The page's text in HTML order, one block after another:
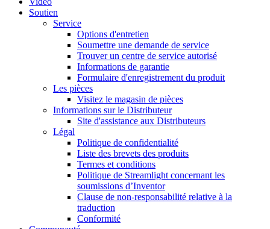
Soutien
Service
Options d'entretien
Soumettre une demande de service
Trouver un centre de service autorisé
Informations de garantie
Formulaire d'enregistrement du produit
Les pièces
Visitez le magasin de pièces
Informations sur le Distributeur
Site d'assistance aux Distributeurs
Légal
Politique de confidentialité
Liste des brevets des produits
Termes et conditions
Politique de Streamlight concernant les
soumissions d’Inventor
Clause de non-responsabilité relative à la
traduction
Conformité